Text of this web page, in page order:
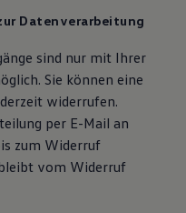
Datenverarbeitung
sind nur mit Ihrer
Sie können eine
widerrufen.
per E-Mail an
zum Widerruf
vom Widerruf